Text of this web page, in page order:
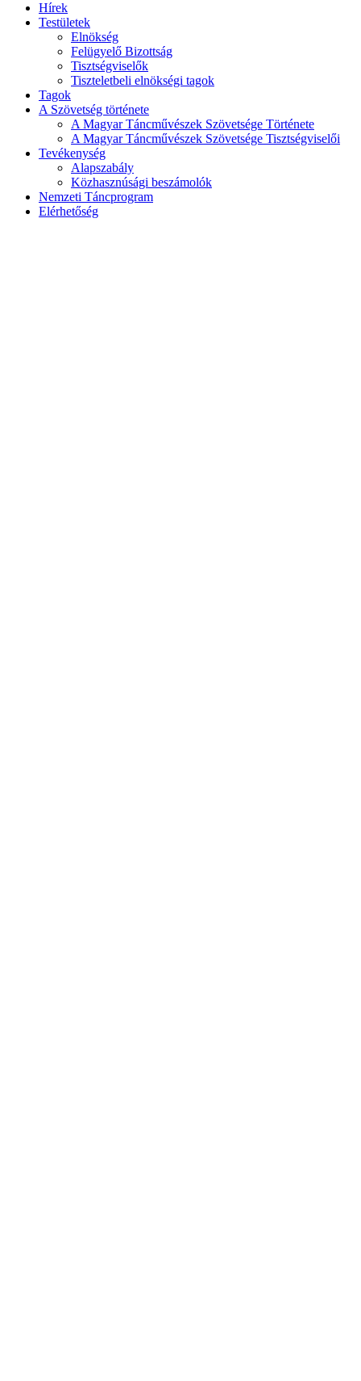
Hírek
Testületek
Elnökség
Felügyelő Bizottság
Tisztségviselők
Tiszteletbeli elnökségi tagok
Tagok
A Szövetség története
A Magyar Táncművészek Szövetsége Története
A Magyar Táncművészek Szövetsége Tisztségviselői
Tevékenység
Alapszabály
Közhasznúsági beszámolók
Nemzeti Táncprogram
Elérhetőség